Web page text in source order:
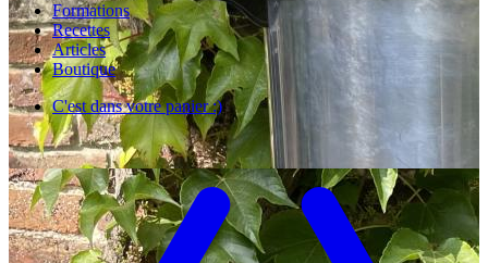
Formations
Recettes
Articles
Boutique
C'est dans votre panier :)